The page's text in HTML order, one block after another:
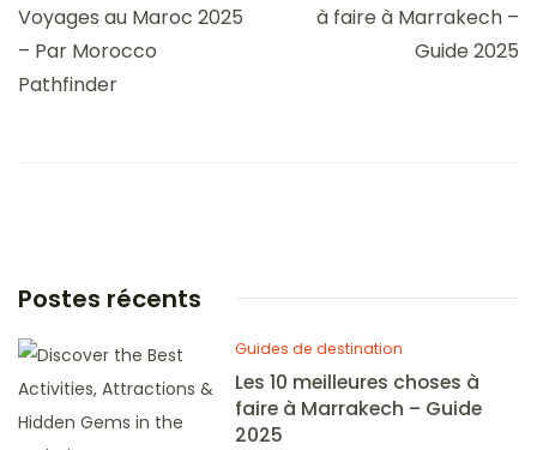
Voyages au Maroc 2025
– Par Morocco
Pathfinder
à faire à Marrakech –
Guide 2025
Postes récents
Guides de destination
Les 10 meilleures choses à
faire à Marrakech – Guide
2025